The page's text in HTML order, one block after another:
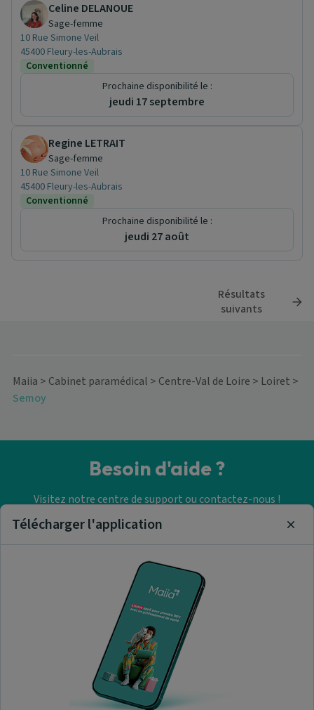
Celine DELANOUE
Sage-femme
10 Rue Simone Veil
45400 Fleury-les-Aubrais
Conventionné
Prochaine disponibilité le :
jeudi 17 septembre
Regine LETRAIT
Sage-femme
10 Rue Simone Veil
45400 Fleury-les-Aubrais
Conventionné
Prochaine disponibilité le :
jeudi 27 août
Résultats
suivants
Maiia > Cabinet paramédical > Centre-Val de Loire > Loiret >
Semoy
Besoin d'aide ?
Visitez notre centre de support ou contactez-nous !
Aide & Contact
Trouver un cabinet
paramédical
A propos de nous
Télécharger l'application